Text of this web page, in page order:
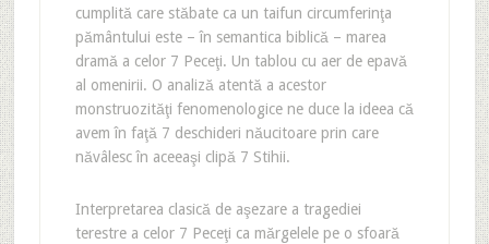
cumplită care stăbate ca un taifun circumferinţa
pământului este – în semantica biblică – marea
dramă a celor 7 Peceţi. Un tablou cu aer de epavă
al omenirii. O analiză atentă a acestor
monstruozităţi fenomenologice ne duce la ideea că
avem în faţă 7 deschideri năucitoare prin care
năvâlesc în aceeaşi clipă 7 Stihii.
Interpretarea clasică de aşezare a tragediei
terestre a celor 7 Peceţi ca mărgelele pe o sfoară